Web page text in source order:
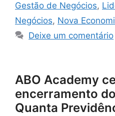
Gestão de Negócios,
Negócios, Nova
Deixe um comentário
ABO Academy
encerramento
Quanta